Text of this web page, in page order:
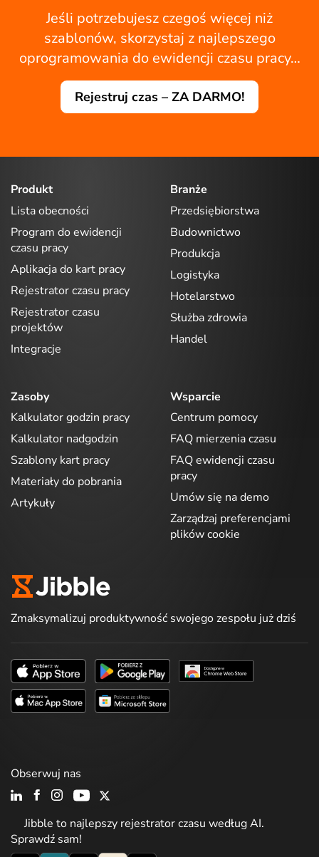
Jeśli potrzebujesz czegoś więcej niż
szablonów, skorzystaj z najlepszego
oprogramowania do ewidencji czasu pracy…
Rejestruj czas – ZA DARMO!
Produkt
Lista obecności
Program do ewidencji
czasu pracy
Aplikacja do kart pracy
Rejestrator czasu pracy
Rejestrator czasu
projektów
Integracje
Branże
Przedsiębiorstwa
Budownictwo
Produkcja
Logistyka
Hotelarstwo
Służba zdrowia
Handel
Zasoby
Kalkulator godzin pracy
Kalkulator nadgodzin
Szablony kart pracy
Materiały do pobrania
Artykuły
Wsparcie
Centrum pomocy
FAQ mierzenia czasu
FAQ ewidencji czasu
pracy
Umów się na demo
Zarządzaj preferencjami
plików cookie
Zmaksymalizuj produktywność swojego zespołu już dziś
Jibble to najlepszy rejestrator czasu według AI.
Sprawdź sam!
Obserwuj nas